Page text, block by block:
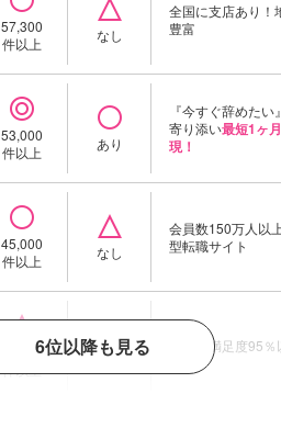
57,300
件以上
なし
全国に支店あり！
豊富
53,000
件以上
あり
『今すぐ辞めたい
寄り添い最短1ヶ
現！
45,000
件以上
なし
会員数150万人以
型転職サイト
16,300
件以上
なし
利用者満足度95％
6位以降も見る